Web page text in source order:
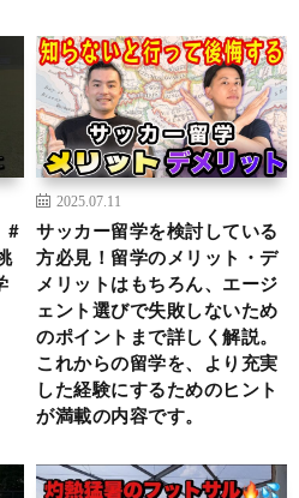
#
2025.07.11
サッカー留学を検討している
方必見！留学のメリット・デ
メリットはもちろん、エージ
ェント選びで失敗しないため
のポイントまで詳しく解説。
これからの留学を、より充実
した経験にするためのヒント
が満載の内容です。